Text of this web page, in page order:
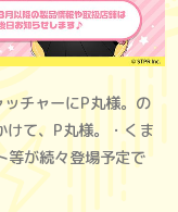
チャーにP丸様。の
て、P丸様。・くま
等が続々登場予定で